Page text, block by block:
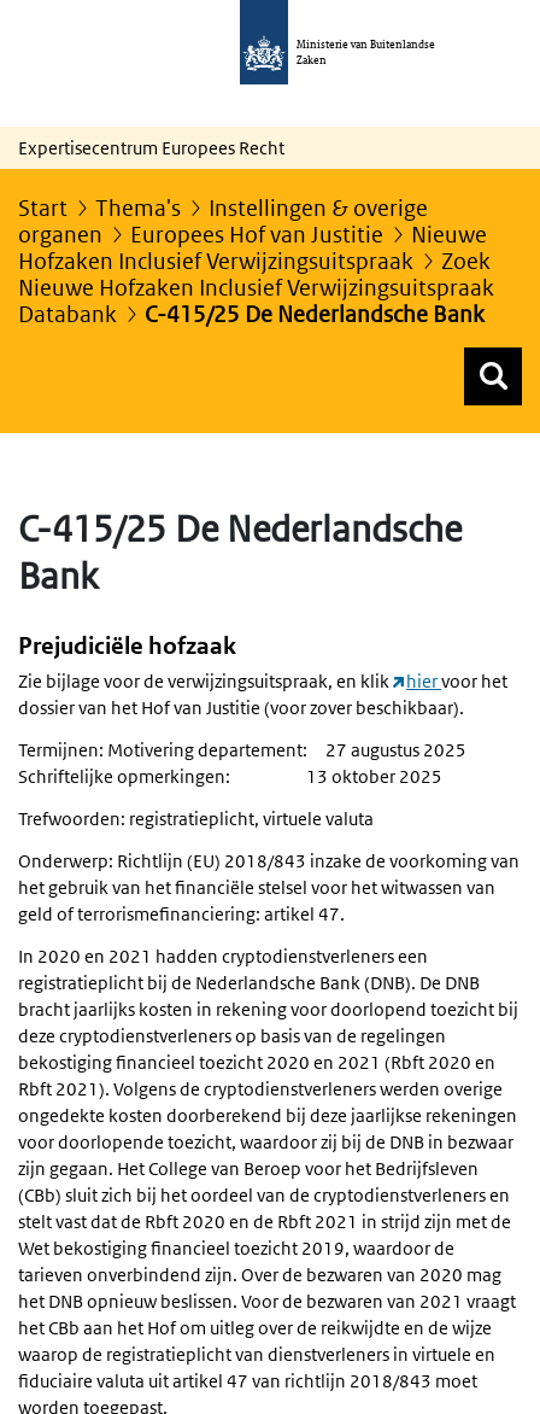
Ministerie van Buitenlandse
Zaken
Expertisecentrum Europees Recht
Start Thema's
Instellingen & overige
organen
Europees Hof van Justitie
Nieuwe
Hofzaken Inclusief Verwijzingsuitspraak
Zoek
Nieuwe Hofzaken Inclusief Verwijzingsuitspraak
Databank
C-415/25 De Nederlandsche Bank
C-415/25 De Nederlandsche
Bank
Prejudiciële hofzaak
Zie bijlage voor de verwijzingsuitspraak, en klik hiervoor het
dossier van het Hof van Justitie (voor zover beschikbaar).
Termijnen: Motivering departement: 27 augustus 2025
Schriftelijke opmerkingen: 13 oktober 2025
Trefwoorden: registratieplicht, virtuele valuta
Onderwerp: Richtlijn (EU) 2018/843 inzake de voorkoming van
het gebruik van het financiële stelsel voor het witwassen van
geld of terrorismefinanciering: artikel 47.
In 2020 en 2021 hadden cryptodienstverleners een
registratieplicht bij de Nederlandsche Bank (DNB). De DNB
bracht jaarlijks kosten in rekening voor doorlopend toezicht bij
deze cryptodienstverleners op basis van de regelingen
bekostiging financieel toezicht 2020 en 2021 (Rbft 2020 en
Rbft 2021). Volgens de cryptodienstverleners werden overige
ongedekte kosten doorberekend bij deze jaarlijkse rekeningen
voor doorlopende toezicht, waardoor zij bij de DNB in bezwaar
zijn gegaan. Het College van Beroep voor het Bedrijfsleven
(CBb) sluit zich bij het oordeel van de cryptodienstverleners en
stelt vast dat de Rbft 2020 en de Rbft 2021 in strijd zijn met de
Wet bekostiging financieel toezicht 2019, waardoor de
tarieven onverbindend zijn. Over de bezwaren van 2020 mag
het DNB opnieuw beslissen. Voor de bezwaren van 2021 vraagt
het CBb aan het Hof om uitleg over de reikwijdte en de wijze
waarop de registratieplicht van dienstverleners in virtuele en
fiduciaire valuta uit artikel 47 van richtlijn 2018/843 moet
worden toegepast.